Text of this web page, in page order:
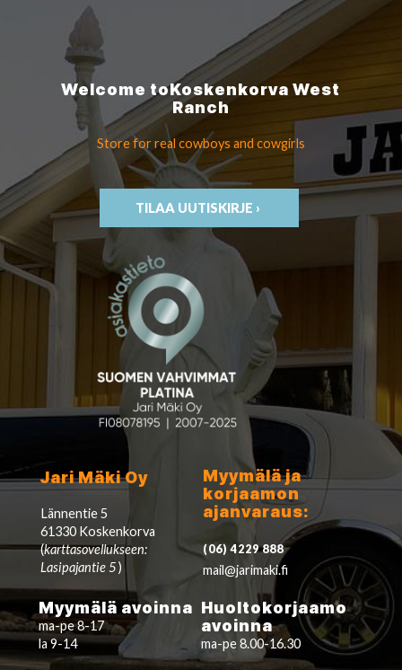
Welcome toKoskenkorvaWest
Ranch
Store for real cowboys and cowgirls
TILAA UUTISKIRJE ›
Jari Mäki Oy
Lännentie 5
61330 Koskenkorva
(karttasovellukseen:
Lasipajantie 5)
Myymälä ja
korjaamon
ajanvaraus:
(06) 4229 888
mail@jarimaki.fi
Myymälä avoinna
ma-pe 8-17
la 9-14
Huoltokorjaamo
avoinna
ma-pe 8.00-16.30